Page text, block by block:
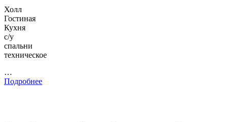
Холл
Гостиная
Кухня
с/у
спальни
техническое
…
Подробнее